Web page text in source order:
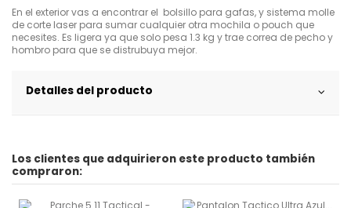
En el exterior vas a encontrar el bolsillo para gafas, y sistema molle
de corte laser para sumar cualquier otra mochila o pouch que
necesites. Es ligera ya que solo pesa 1.3 kg y trae correa de pecho y
hombro para que se distrubuya mejor.
Detalles del producto
Los clientes que adquirieron este producto también
compraron: